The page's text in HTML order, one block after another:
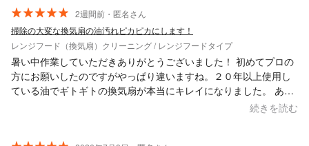
2週間前・匿名さん
掃除の大変な換気扇の油汚れピカピカにします！
レンジフード（換気扇）クリーニング / レンジフードタイプ
暑い中作業していただきありがとうございました！ 初めてプロの
方にお願いしたのですがやっぱり違いますね。２０年以上使用し
ている油でギトギトの換気扇が本当にキレイになりました。 あり
続きを読む